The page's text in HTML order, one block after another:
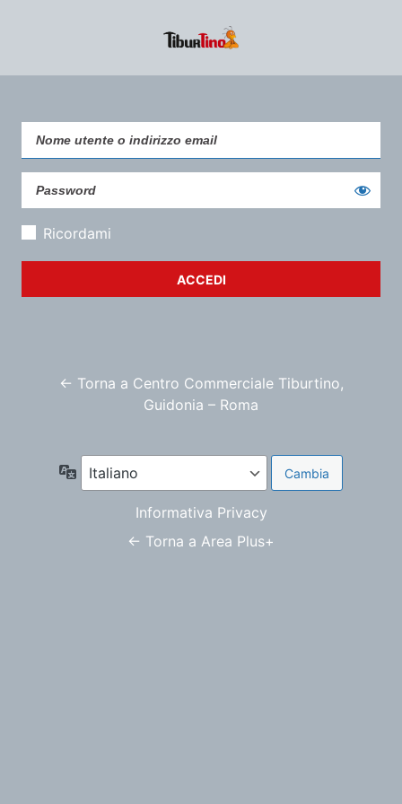
Ricordami
← Torna a Centro Commerciale Tiburtino,
Guidonia – Roma
Lingua
Informativa Privacy
← Torna a Area Plus+